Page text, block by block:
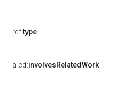
rdf:type
a-cd:involvesRelatedWork